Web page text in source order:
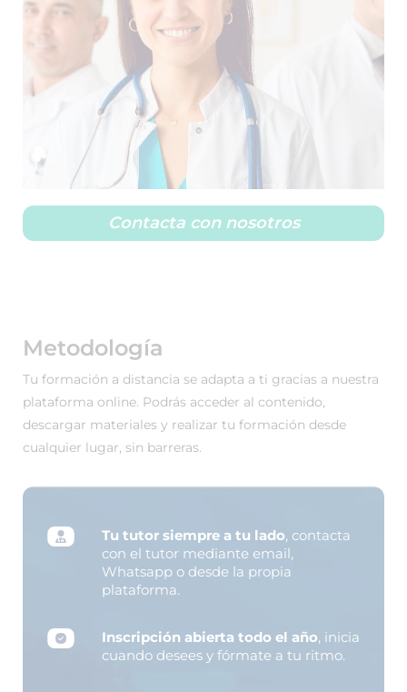
Contacta con nosotros
Metodología
Tu formación a distancia se adapta a ti gracias a nuestra
plataforma online. Podrás acceder al contenido,
descargar materiales y realizar tu formación desde
cualquier lugar, sin barreras.
Tu tutor siempre a tu lado, contacta
con el tutor mediante email,
Whatsapp o desde la propia
plataforma.
Inscripción abierta todo el año, inicia
cuando desees y fórmate a tu ritmo.